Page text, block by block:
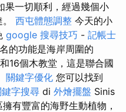
果一切順利，經過幾個小
西屯體態調整 今天的小
google 搜尋技巧 - 記帳士
的功能是海岸周圍的
16個木教堂，這是聯合國
關鍵字優化 您可以找到
字搜尋 di 外燴擺盤 Sinis
有豐富的海野生動植物，